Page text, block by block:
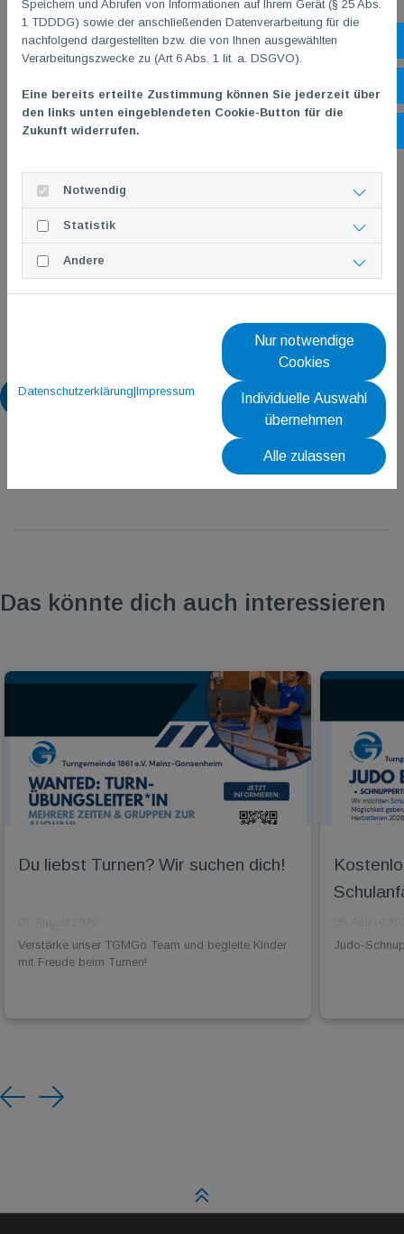
Zurück
Das könnte dich auch interessieren
Du liebst Turnen? Wir suchen dich!
Verstärke unser TGMGo Team und begleite Kinder
mit Freude beim Turnen!
Judo-
Previous
Next
Speichern und Abrufen von Informationen auf Ihrem Gerät (§ 25 Abs.
1 TDDDG) sowie der anschließenden Datenverarbeitung für die
nachfolgend dargestellten bzw. die von Ihnen ausgewählten
Verarbeitungszwecke zu (Art 6 Abs. 1 lit. a. DSGVO).
Eine bereits erteilte Zustimmung können Sie jederzeit über
den links unten eingeblendeten Cookie-Button für die
Zukunft widerrufen.
Notwendig
Statistik
Andere
Datenschutzerklärung|Impressum
Nur notwendige
Cookies
Individuelle Auswahl
übernehmen
Alle zulassen